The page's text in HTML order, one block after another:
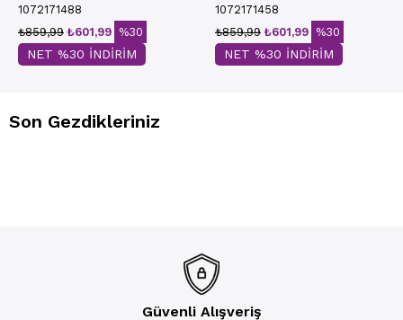
1072171488
₺601,99
₺859,99 %30
NET %30 İNDİRİM
1072171458
₺601,99
₺859,99 %30
NET %30 İNDİRİM
Son Gezdikleriniz
Güvenli Alışveriş